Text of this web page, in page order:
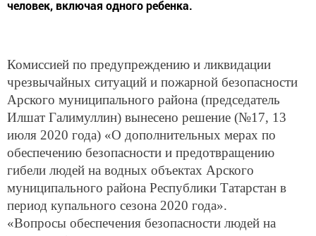
чрезвычайных ситуаций и пожарной безопасности
Арского муниципального района (председатель
Илшат Галимуллин) вынесено решение (№17, 13
июля 2020 года) «О дополнительных мерах по
обеспечению безопасности и предотвращению
гибели людей на водных объектах Арского
муниципального района Республики Татарстан в
период купального сезона 2020 года».
«Вопросы обеспечения безопасности людей на
водных объектах, охраны их жизни и здоровья